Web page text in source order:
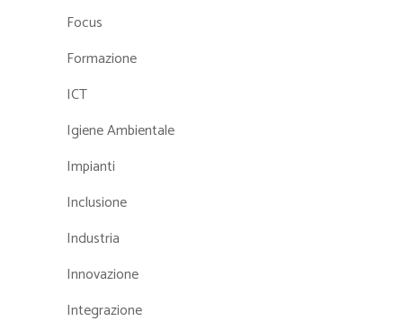
Focus
Formazione
ICT
Igiene Ambientale
Impianti
Inclusione
Industria
Innovazione
Integrazione